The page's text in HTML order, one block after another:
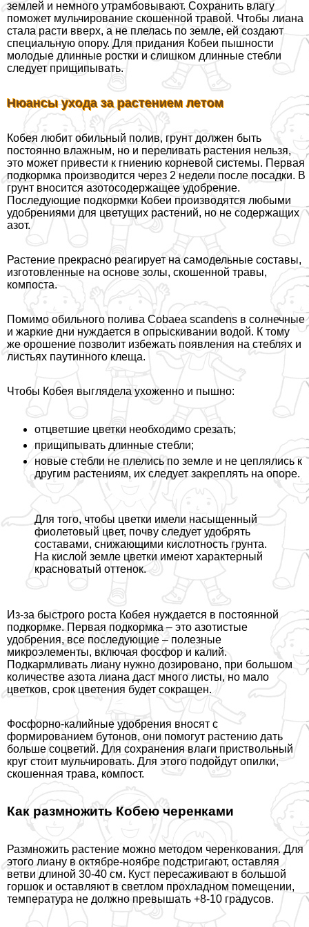
землей и немного утрамбовывают. Сохранить влагу
поможет мульчирование скошенной травой. Чтобы лиана
стала расти вверх, а не плелась по земле, ей создают
специальную опору. Для придания Кобеи пышности
молодые длинные ростки и слишком длинные стeбли
следует прищипывать.
Нюансы ухода за растением летом
Кобея любит обильный полив, грунт должен быть
постоянно влажным, но и переливать растения нельзя,
это может привести к гниению корневой системы. Первая
подкормка производится через 2 недели после посадки. В
грунт вносится азотосодержащее удобрение.
Последующие подкормки Кобеи производятся любыми
удобрениями для цветущих растений, но не содержащих
азот.
Растение прекрасно реагирует на самодельные составы,
изготовленные на основе золы, скошенной травы,
компоста.
Помимо обильного полива Cobaea scandens в солнечные
и жаркие дни нуждается в опрыскивании водой. К тому
же орошение позволит избежать появления на стeблях и
листьях паутинного клеща.
Чтобы Кобея выглядела ухоженно и пышно:
отцветшие цветки необходимо срезать;
прищипывать длинные стeбли;
новые стeбли не плелись по земле и не цеплялись к
другим растениям, их следует закреплять на опоре.
Для того, чтобы цветки имели насыщенный
фиолетовый цвет, почву следует удобрять
составами, снижающими кислотность грунта.
На кислой земле цветки имеют хаpaктерный
красноватый оттенок.
Из-за быстрого роста Кобея нуждается в постоянной
подкормке. Первая подкормка – это азотистые
удобрения, все последующие – полезные
микроэлементы, включая фосфор и калий.
Подкармливать лиану нужно дозировано, при большом
количестве азота лиана даст много листы, но мало
цветков, срок цветения будет сокращен.
Фосфорно-калийные удобрения вносят с
формированием бутонов, они помогут растению дать
больше соцветий. Для сохранения влаги приствольный
круг стоит мульчировать. Для этого подойдут опилки,
скошенная трава, компост.
Как размножить Кобею черенками
Размножить растение можно методом черенкования. Для
этого лиану в октябре-ноябре подстригают, оставляя
ветви длиной 30-40 см. Куст пересаживают в большой
горшок и оставляют в светлом прохладном помещении,
температура не должно превышать +8-10 градусов.